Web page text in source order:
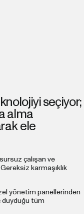
seçiyor;
alma
ele
çalışan ve
karmaşıklık
yönetim panellerinden
duyduğu tüm